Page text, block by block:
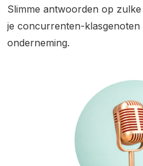
Slimme antwoorden op
je concurrenten-
onderneming.